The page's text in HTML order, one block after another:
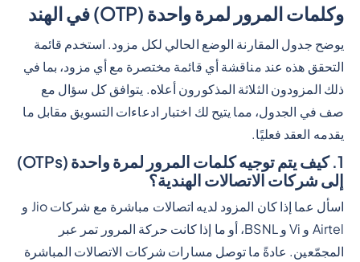
وكلمات المرور لمرة واحدة (OTP) في الهند
يوضح جدول المقارنة الوضع الحالي لكل مزود. استخدم قائمة
التحقق هذه عند مناقشة أي قائمة مختصرة مع أي مزود، بما في
ذلك المزودون الثلاثة المذكورون أعلاه. يتوافق كل سؤال مع
صف في الجدول، مما يتيح لك اختبار ادعاءات التسويق مقابل ما
يقدمه العقد فعليًا.
1. كيف يتم توجيه كلمات المرور لمرة واحدة (OTPs)
إلى شركات الاتصالات الهندية؟
اسأل عما إذا كان المزود لديه اتصالات مباشرة مع شركات Jio و
Airtel و Vi و BSNL، أو ما إذا كانت حركة المرور تمر عبر
المجمّعين. عادةً ما توصل مسارات شركات الاتصالات المباشرة